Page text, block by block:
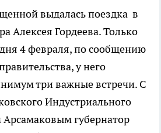
выдалась поездка в
Алексея Гордеева. Только
4 февраля, по сообщению
у него
три важные встречи. С
Индустриального
губернатор